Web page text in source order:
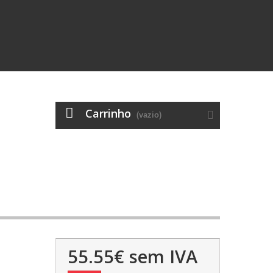
Carrinho (vazio)
55.55€ sem IVA